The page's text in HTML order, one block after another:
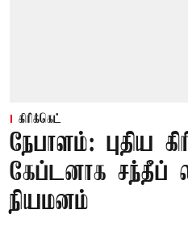
கிரிக்கெட்
நேபாளம்: புதிய
கேப்டனாக சந்தீப்
நியமனம்